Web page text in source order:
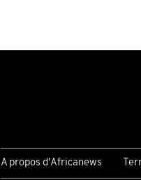
A propos d'Africanews